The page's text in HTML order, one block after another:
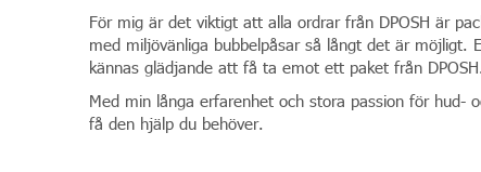
För mig är det viktigt att alla ordrar från DPOSH är
med miljövänliga bubbelpåsar så långt det är möjligt.
kännas glädjande att få ta emot ett paket från
Med min långa erfarenhet och stora passion för hud-
få den hjälp du behöver.